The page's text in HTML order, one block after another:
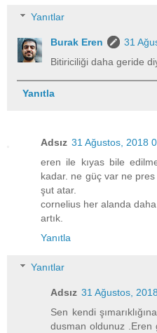
Yanıtlar
Burak Eren
31
Bitiriciliği daha geride
Yanıtla
Adsız 31 Ağustos, 2018
eren ile kıyas bile
kadar. ne güç var ne
şut atar.
cornelius her alanda daha
artık.
Yanıtla
Yanıtlar
Adsız 31 Ağustos,
Sen kendi
dusman oldunuz .Eren